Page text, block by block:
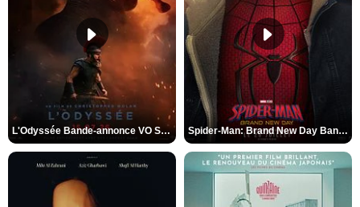
L'Odyssée Bande-annonce VO STFR Spider-Man: Brand New Day Bande-annonce VO STFR